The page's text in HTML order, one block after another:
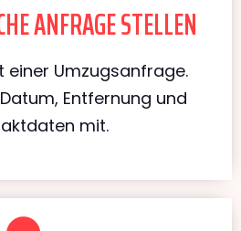
ANFRAGE STELLEN
einer Umzugsanfrage.
Entfernung und
mit.